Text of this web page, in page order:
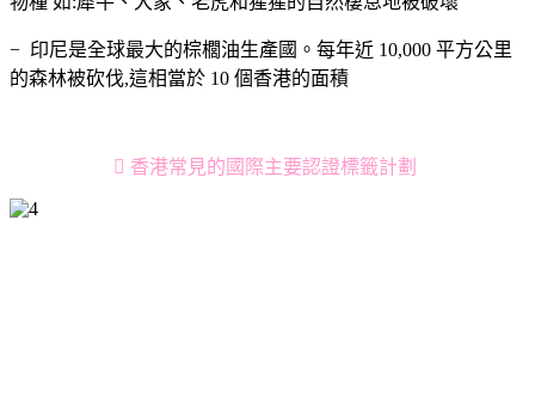
− 印尼是全球最大的棕櫚油生產國。每年近 10,000 平方公里
的森林被砍伐,這相當於 10 個香港的面積
 香港常見的國際主要認證標籤計劃